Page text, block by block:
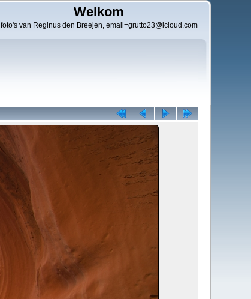
Welkom
foto's van Reginus den Breejen, email=grutto23@icloud.com